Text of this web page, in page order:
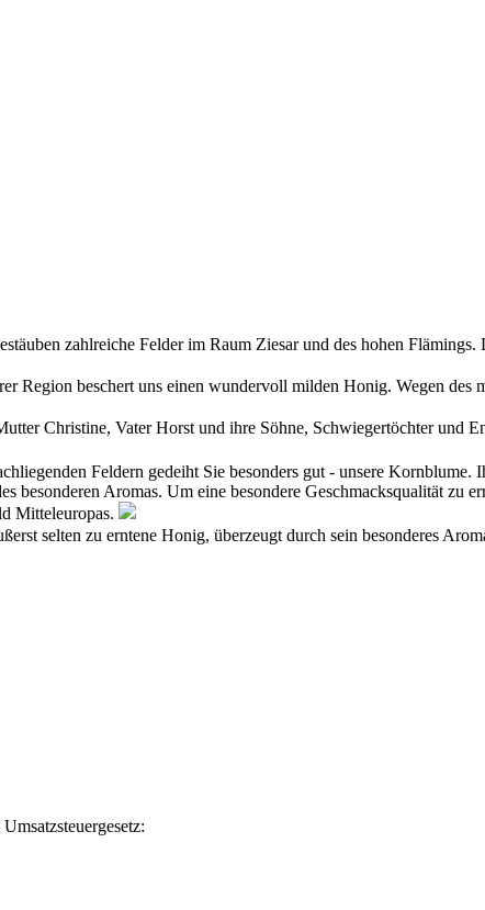
zahlreiche Felder im Raum Ziesar und des hohen
Region beschert uns einen wundervoll milden Honig. Wegen des
Christine, Vater Horst und ihre Söhne, Schwiegertöchter und
Feldern gedeiht Sie besonders gut - unsere
besonderen Aromas. Um eine besondere Geschmacksqualität zu
Mitteleuropas.
selten zu erntene Honig, überzeugt durch sein besonderes